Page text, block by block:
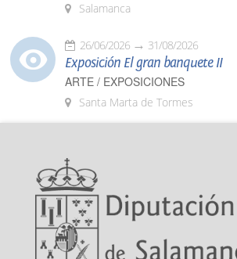
Salamanca
26/06/2026 31/08/2026
Exposición El gran banquete II
ARTE / EXPOSICIONES
Santa Marta de Tormes